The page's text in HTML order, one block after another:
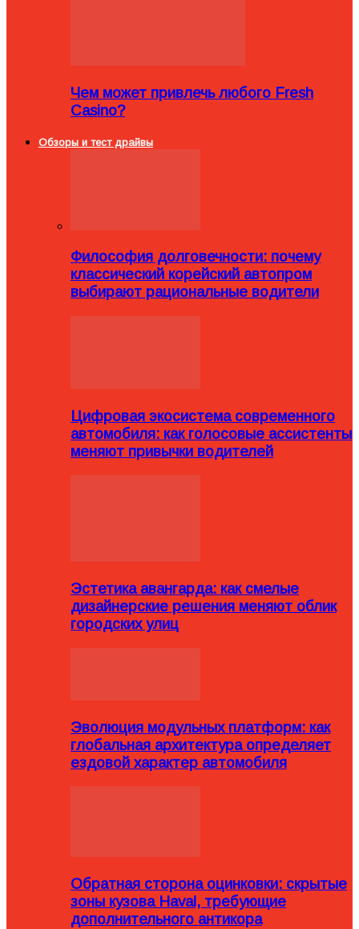
Чем может привлечь любого Fresh
Casino?
Обзоры и тест драйвы
Философия долговечности: почему
классический корейский автопром
выбирают рациональные водители
Цифровая экосистема современного
автомобиля: как голосовые ассистенты
меняют привычки водителей
Эстетика авангарда: как смелые
дизайнерские решения меняют облик
городских улиц
Эволюция модульных платформ: как
глобальная архитектура определяет
ездовой характер автомобиля
Обратная сторона оцинковки: скрытые
зоны кузова Haval, требующие
дополнительного антикора